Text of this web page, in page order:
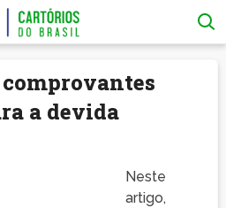
a devida
Neste
artigo,